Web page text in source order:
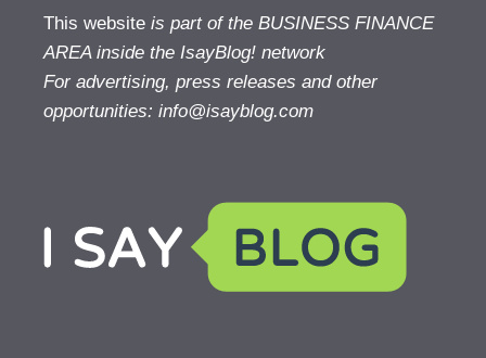
This website is part of the BUSINESS FINANCE
AREA inside the IsayBlog! network
For advertising, press releases and other
opportunities: info@isayblog.com